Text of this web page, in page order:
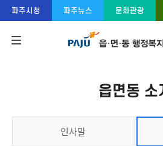
콘텐츠 바로
주메뉴 바로
푸터 바로가기
파주시청 파주뉴스 문화관광
읍면동 소
인사말